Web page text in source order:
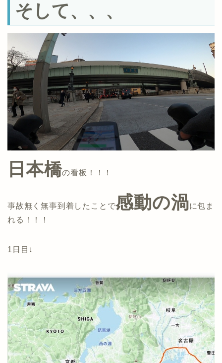
そして、、、
日本橋の看板！！！
事故無く無事到着したことで感動の渦に包ま
れる！！！
1日目↓